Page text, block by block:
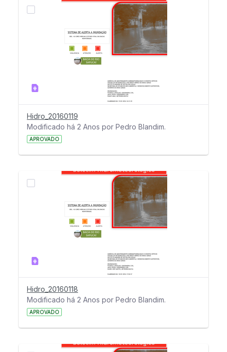
Hidro_20160119
Modificado há 2 Anos por Pedro Blandim.
APROVADO
Hidro_20160118
Modificado há 2 Anos por Pedro Blandim.
APROVADO